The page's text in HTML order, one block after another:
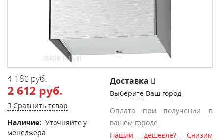
4 180 руб.
2 612 руб.
Сравнить товар
Наличие: Уточняйте у
менеджера
Доставка
Выберите Ваш город
Оплата при получении в
вашем городе.
Нашли дешевле? Снизим